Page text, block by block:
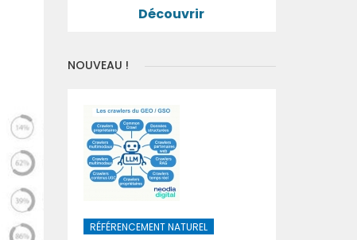
Découvrir
NOUVEAU !
RÉFÉRENCEMENT NATUREL